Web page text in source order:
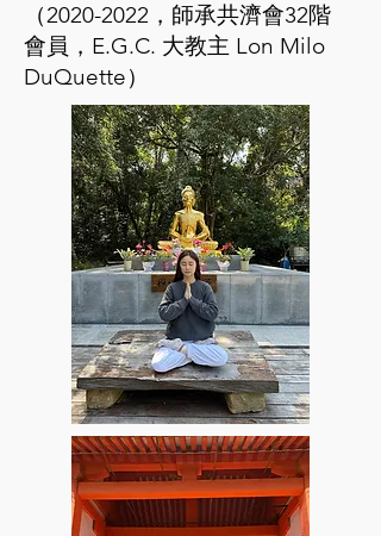
（2020-2022，師承共濟會32階
會員，E.G.C. 大教主 Lon Milo
DuQuette）